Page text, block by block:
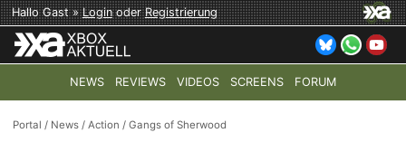
Hallo Gast »LoginoderRegistrierung
NEWS REVIEWS VIDEOS SCREENS FORUM
TOP-THEMEN: COD: MODERN WARFARE 4 HALO:
Portal / News /Action /Gangs of Sherwood